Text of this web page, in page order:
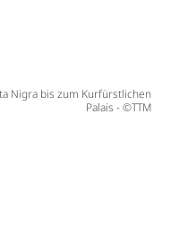
Nigra bis zum Kurfürstlichen
Palais - ©TTM